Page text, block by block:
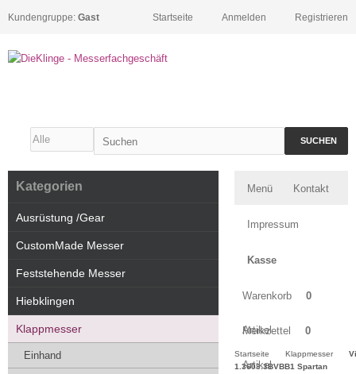
Kundengruppe: Gast Registrieren
Anmelden
Startseite
SUCHEN
Menü Kontakt
Impressum
Kasse
Warenkorb 0
Artikel
Merkzettel 0
Artikel
Startseite Klappmesser
1.3603.3BVBB1 Spartan
Kategorien
Ausrüstung /Gear
CustomMade Messer
Feststehende Messer
Hiebklingen
Klappmesser
Einhand